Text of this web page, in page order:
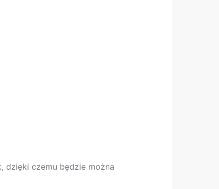
dzięki czemu będzie można